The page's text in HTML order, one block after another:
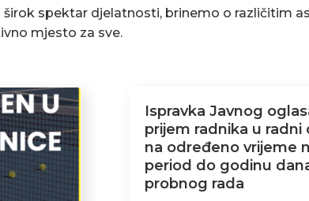
spektar djelatnosti, brinemo o različitim
mjesto za sve.
Ispravka Javnog
prijem radnika u radni
na određeno vrijeme
period do godinu
probnog rada